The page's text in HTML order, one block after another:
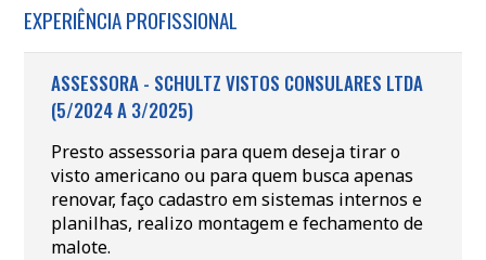
EXPERIÊNCIA PROFISSIONAL
ASSESSORA - SCHULTZ VISTOS CONSULARES LTDA
(5/2024 A 3/2025)
Presto assessoria para quem deseja tirar o
visto americano ou para quem busca apenas
renovar, faço cadastro em sistemas internos e
planilhas, realizo montagem e fechamento de
malote.